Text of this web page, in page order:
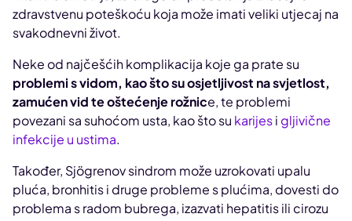
zdravstvenu poteškoću koja može imati veliki utjecaj na
svakodnevni život.
Neke od najčešćih komplikacija koje ga prate su
problemi s vidom, kao što su osjetljivost na svjetlost,
zamućen vid te oštećenje rožnice, te problemi
povezani sa suhoćom usta, kao što su karijesigljivične
infekcije u ustima.
Također, Sjögrenov sindrom može uzrokovati upalu
pluća, bronhitis i druge probleme s plućima, dovesti do
problema s radom bubrega, izazvati hepatitis ili cirozu